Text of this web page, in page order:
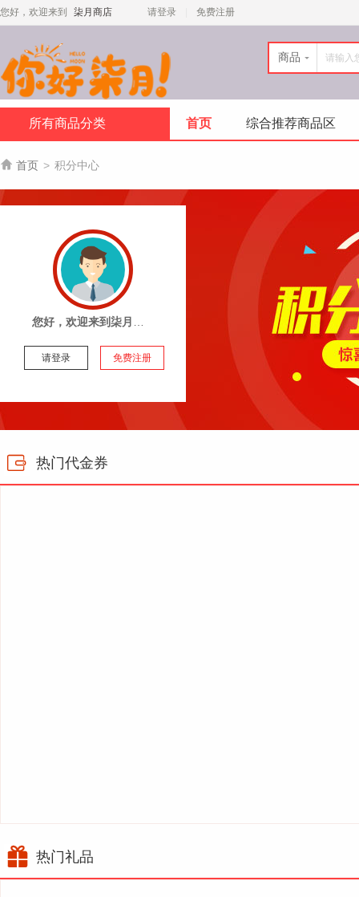
您好，欢迎来到 柒月商店 请登录 免费注册
商品
所有商品分类 首页 综合推荐商品区
 首页 > 积分中心
请登录 免费注册
 热门代金券
 热门礼品